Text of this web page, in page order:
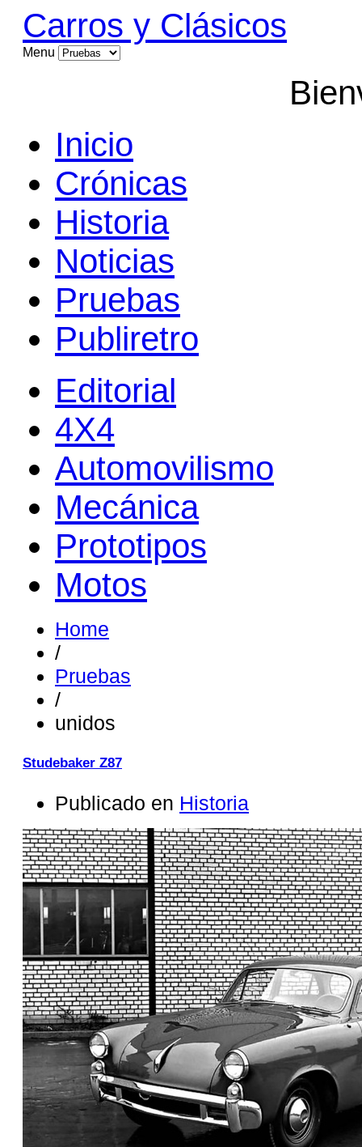
Carros y Clásicos
Menu
Inicio
Crónicas
Historia
Noticias
Pruebas
Publiretro
Editorial
4X4
Automovilismo
Mecánica
Prototipos
Motos
Home
/
Pruebas
/
unidos
Studebaker Z87
Publicado en Historia